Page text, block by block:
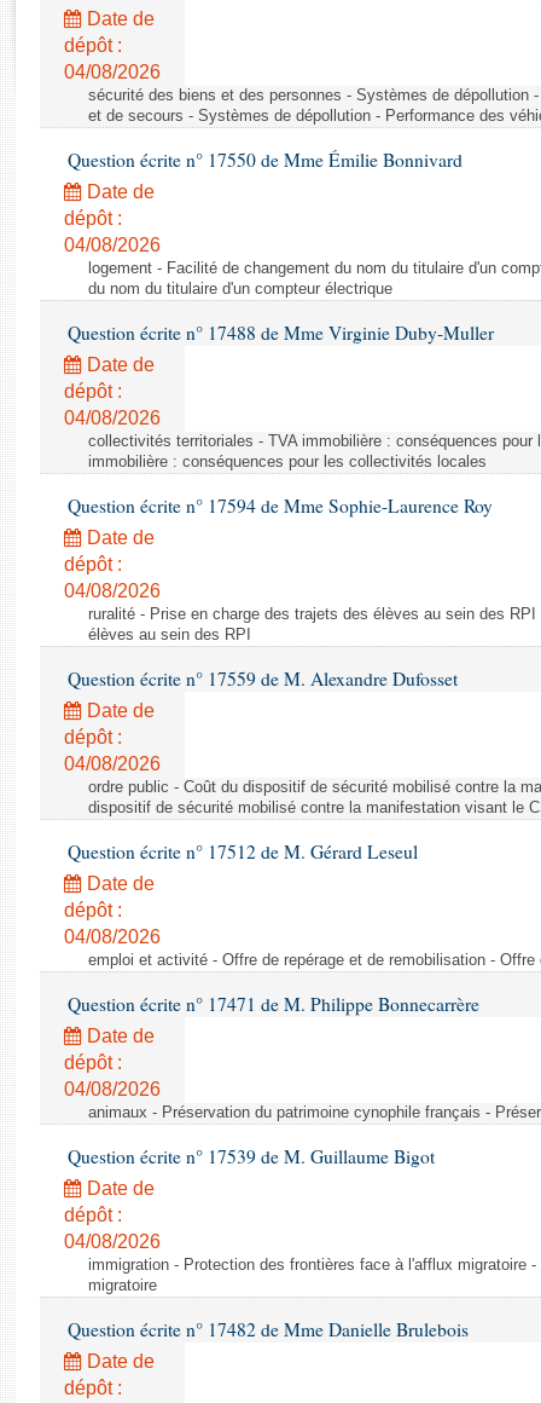
Rapports législatifs
Rapports sur l'application des lois
Baromètre de l’application des lois
Dossiers législatifs
Budget et sécurité sociale
Questions écrites et orales
Comptes rendus des débats
Date de
dépôt :
04/08/2026
sécurité des biens et des personnes - Systèmes de dépollution
et de secours - Systèmes de dépollution - Performance des
Question écrite n° 17550 de Mme Émilie Bonnivard
Date de
dépôt :
04/08/2026
logement - Facilité de changement du nom du titulaire d'un
du nom du titulaire d'un compteur électrique
Question écrite n° 17488 de Mme Virginie Duby-Muller
Date de
dépôt :
04/08/2026
collectivités territoriales - TVA immobilière : conséquences
immobilière : conséquences pour les collectivités locales
Question écrite n° 17594 de Mme Sophie-Laurence Roy
Date de
dépôt :
04/08/2026
ruralité - Prise en charge des trajets des élèves au sein des
élèves au sein des RPI
Question écrite n° 17559 de M. Alexandre Dufosset
Date de
dépôt :
04/08/2026
ordre public - Coût du dispositif de sécurité mobilisé contre la
dispositif de sécurité mobilisé contre la manifestation visant le
Question écrite n° 17512 de M. Gérard Leseul
Date de
dépôt :
04/08/2026
emploi et activité - Offre de repérage et de remobilisation -
Question écrite n° 17471 de M. Philippe Bonnecarrère
Date de
dépôt :
04/08/2026
animaux - Préservation du patrimoine cynophile français -
Question écrite n° 17539 de M. Guillaume Bigot
Date de
dépôt :
04/08/2026
immigration - Protection des frontières face à l'afflux migratoire
migratoire
Question écrite n° 17482 de Mme Danielle Brulebois
Date de
dépôt :